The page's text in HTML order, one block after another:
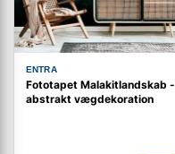
ENTRA
Fototapet Malakitlandskab -
abstrakt vægdekoration